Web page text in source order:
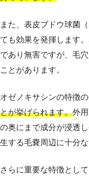
また、表皮ブドウ球菌
ても効果を発揮します
であり無害ですが、毛
ことがあります。
オゼノキサシンの特徴の
とが挙げられます。外
の奥にまで成分が浸透
生する毛嚢周辺に十分
さらに重要な特徴として